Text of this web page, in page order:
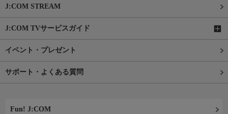
J:COM STREAM
J:COM TVサービスガイド
イベント・プレゼント
サポート・よくある質問
Fun! J:COM